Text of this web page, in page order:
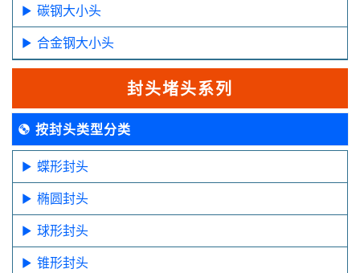
碳钢大小头
合金钢大小头
封头堵头系列
按封头类型分类
蝶形封头
椭圆封头
球形封头
锥形封头